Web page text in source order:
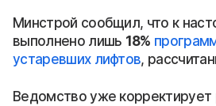
Минстрой сообщил, что к
выполнено лишь 18%
устаревших лифтов,
Ведомство уже корректирует